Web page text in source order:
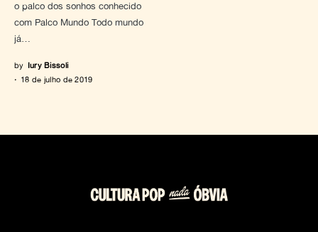
o palco dos sonhos conhecido
com Palco Mundo Todo mundo
já…
by Iury Bissoli
18 de julho de 2019